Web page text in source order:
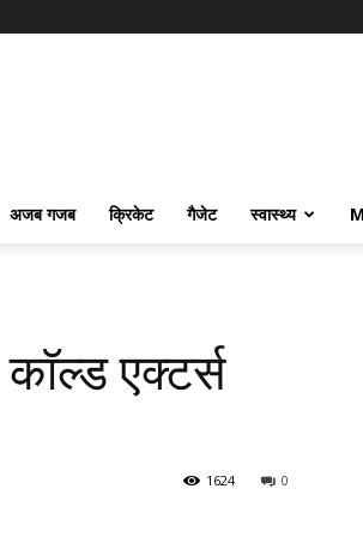
अजब गजब क्रिकेट गैजेट स्वास्थ्य
एक्टर्स
0
1624